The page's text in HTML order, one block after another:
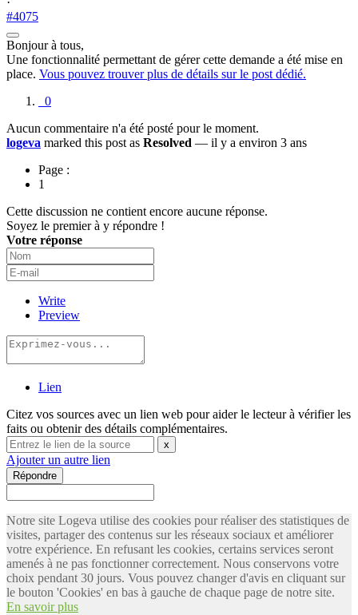
#4075
Bonjour à tous,
Une fonctionnalité permettant de gérer cette demande a été mise en
place. Vous pouvez trouver plus de détails sur le post dédié.
0
Aucun commentaire n'a été posté pour le moment.
logeva marked this post as Resolved — il y a environ 3 ans
Page :
1
Cette discussion ne contient encore aucune réponse.
Soyez le premier à y répondre !
Votre réponse
Write
Preview
Lien
Citez vos sources avec un lien web pour aider le lecteur à vérifier les
faits ou obtenir des détails complémentaires.
x
Ajouter un autre lien
Répondre
Notre site Logeva utilise des cookies pour réaliser des statistiques de
visites, partager des contenus sur les réseaux sociaux et améliorer
votre expérience. En refusant les cookies, certains services seront
amenés à ne pas fonctionner correctement. Nous conservons votre
choix pendant 30 jours. Vous pouvez changer d'avis en cliquant sur
le bouton 'Cookies' en bas à gauche de chaque page de notre site.
En savoir plus